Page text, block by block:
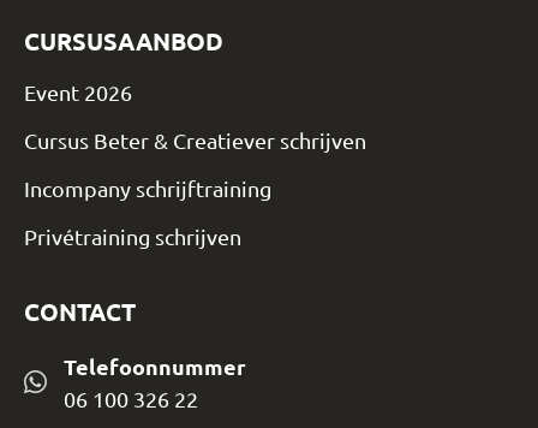
CURSUSAANBOD
Event 2026
Cursus Beter & Creatiever schrijven
Incompany schrijftraining
Privétraining schrijven
CONTACT
Telefoonnummer
06 100 326 22